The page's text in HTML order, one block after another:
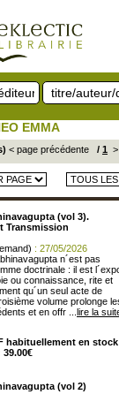
EMMA
< page précédente / 1
(vol 3).
Transmission
: 27/05/2026
n´est pas
doctrinale : il est
ou connaissance, rite et
qu´un seul acte de
volume prolonge
et en offr ... lire la
habituellement en stock
39.00€
(vol 2)